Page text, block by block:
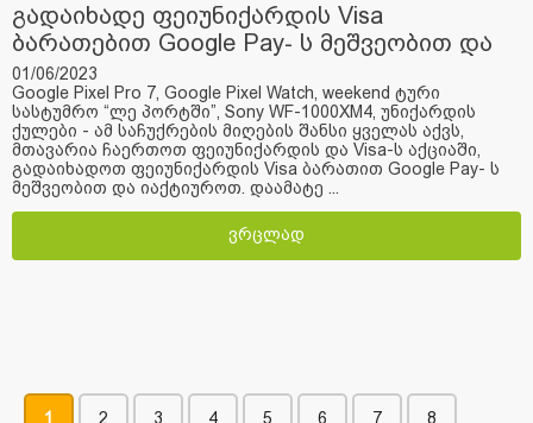
გადაიხადე ფეიუნიქარდის Visa
ბარათებით Google Pay- ს მეშვეობით და
მიიღე საჩუქარი
01/06/2023
Google Pixel Pro 7, Google Pixel Watch, weekend ტური
სასტუმრო “ლე პორტში”, Sony WF-1000XM4, უნიქარდის
ქულები - ამ საჩუქრების მიღების შანსი ყველას აქვს,
მთავარია ჩაერთოთ ფეიუნიქარდის და Visa-ს აქციაში,
გადაიხადოთ ფეიუნიქარდის Visa ბარათით Google Pay- ს
მეშვეობით და იაქტიუროთ. დაამატე ...
ვრცლად
1 2 3 4 5 6 7 8